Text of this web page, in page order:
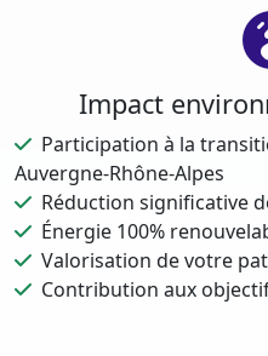
Impact
Participation à la
Auvergne-Rhône-Alpes
Réduction significative
Énergie 100%
Valorisation de votre
Contribution aux